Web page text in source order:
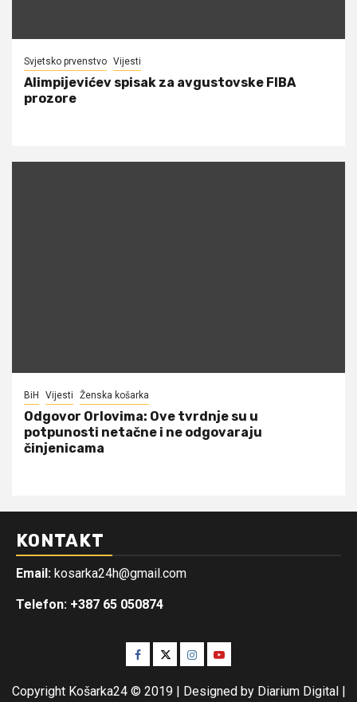
Svjetsko prvenstvo Vijesti
Alimpijevićev spisak za avgustovske FIBA
prozore
BiH Vijesti Ženska košarka
Odgovor Orlovima: ​Ove tvrdnje su u
potpunosti netačne i ne odgovaraju
činjenicama
KONTAKT
Email: kosarka24h@gmail.com
Telefon: +387 65 050874
Facebook
TwitterInstagram
Youtube
Copyright Košarka24 © 2019 | Designed by Diarium Digital |